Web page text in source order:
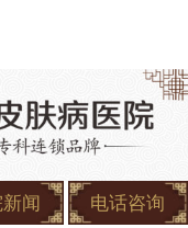
闻 电话咨询